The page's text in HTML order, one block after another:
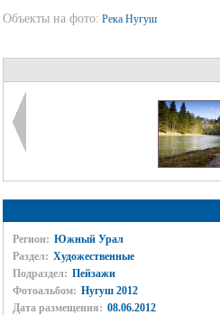
Объекты на фото: Река Нугуш
Регион: Южный Урал
Раздел: Художественные
Подраздел: Пейзажи
Фотоальбом: Нугуш 2012
Дата размещения: 08.06.2012